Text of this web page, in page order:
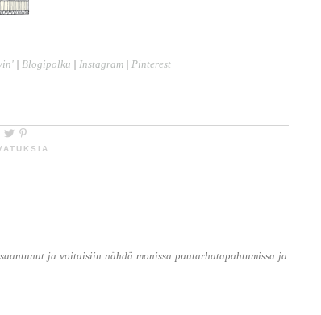
| Blogipolku | Instagram | Pinterest
ja voitaisiin nähdä monissa puutarhatapahtumissa ja